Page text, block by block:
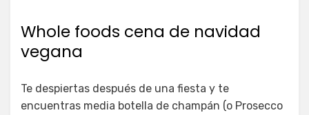
Whole foods cena de navidad
vegana
Te despiertas después de una fiesta y te
encuentras media botella de champán (o Prosecco